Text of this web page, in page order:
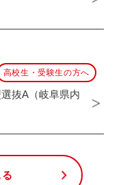
高校生・受験生の方へ
抜A（岐阜県内